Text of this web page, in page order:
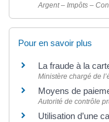
Argent – Impôts –
Pour en savoir plus
La fraude à la
Ministère chargé de
Moyens de
Autorité de contrôle
Utilisation d’une